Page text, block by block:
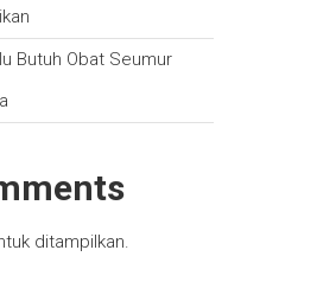
Butuh Obat Seumur
ditampilkan.